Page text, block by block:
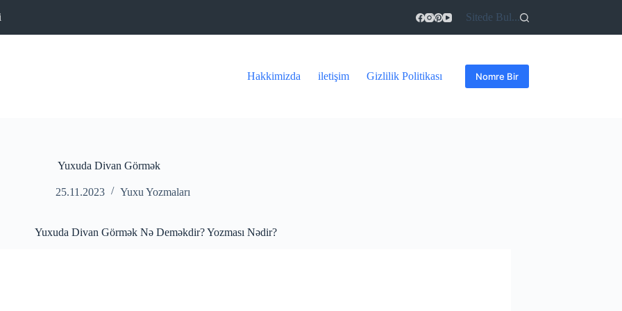
Sitede Bul...
Hakkimizda iletişim Gizlilik Politikası Nomre Bir
Yuxuda Divan Görmək
25.11.2023 Yuxu Yozmaları
Yuxuda Divan Görmək Nə Deməkdir? Yozması Nədir?